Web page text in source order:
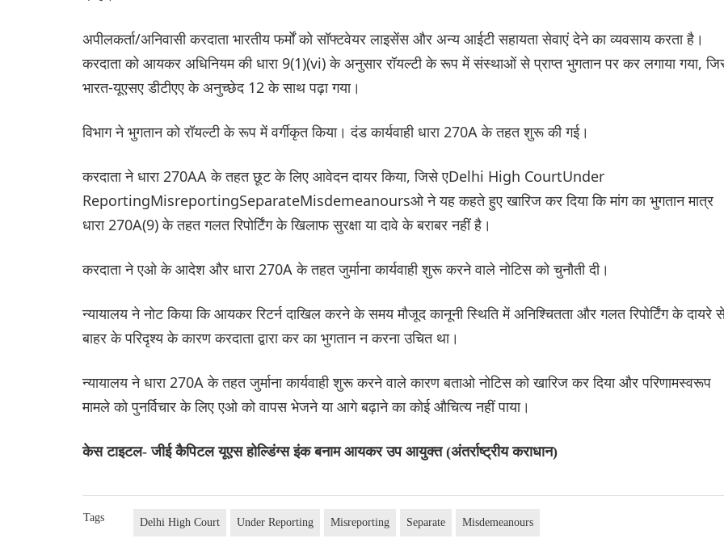
अपीलकर्ता/अनिवासी करदाता भारतीय फर्मों को सॉफ्टवेयर लाइसेंस और अन्य आईटी सहायता सेवाएं देने का व्यवसाय करता है।
करदाता को आयकर अधिनियम की धारा 9(1)(vi) के अनुसार रॉयल्टी के रूप में संस्थाओं से प्राप्त भुगतान पर कर लगाया गया,
भारत-यूएसए डीटीएए के अनुच्छेद 12 के साथ पढ़ा गया।
विभाग ने भुगतान को रॉयल्टी के रूप में वर्गीकृत किया। दंड कार्यवाही धारा 270A के तहत शुरू की गई।
करदाता ने धारा 270AA के तहत छूट के लिए आवेदन दायर किया, जिसे एDelhi High CourtUnder
ReportingMisreportingSeparateMisdemeanoursओ ने यह कहते हुए खारिज कर दिया कि मांग का भुगतान मात्र
धारा 270A(9) के तहत गलत रिपोर्टिंग के खिलाफ सुरक्षा या दावे के बराबर नहीं है।
करदाता ने एओ के आदेश और धारा 270A के तहत जुर्माना कार्यवाही शुरू करने वाले नोटिस को चुनौती दी।
न्यायालय ने नोट किया कि आयकर रिटर्न दाखिल करने के समय मौजूद कानूनी स्थिति में अनिश्चितता और गलत रिपोर्टिंग के दायरे
बाहर के परिदृश्य के कारण करदाता द्वारा कर का भुगतान न करना उचित था।
न्यायालय ने धारा 270A के तहत जुर्माना कार्यवाही शुरू करने वाले कारण बताओ नोटिस को खारिज कर दिया और परिणामस्वरूप
मामले को पुनर्विचार के लिए एओ को वापस भेजने या आगे बढ़ाने का कोई औचित्य नहीं पाया।
केस टाइटल- जीई कैपिटल यूएस होल्डिंग्स इंक बनाम आयकर उप आयुक्त (अंतर्राष्ट्रीय कराधान)
Tags Delhi High Court Under Reporting Misreporting Separate Misdemeanours